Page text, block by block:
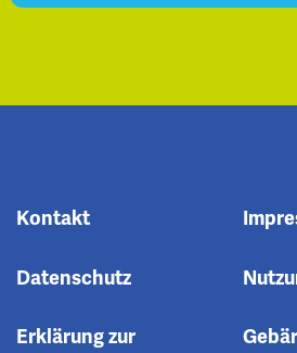
Kontakt
Datenschutz
Erklärung zur